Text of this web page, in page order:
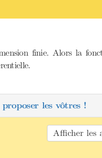
finie. Alors la
proposer les vôtres !
Afficher les